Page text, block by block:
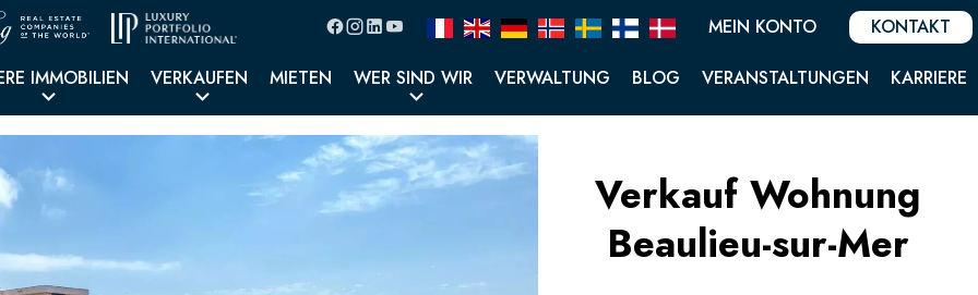
MEIN KONTO KONTAKT
IMMOBILIEN VERKAUFEN MIETEN WER SIND WIR VERWALTUNG BLOG VERANSTALTUNGEN KARRIERE
Verkauf Wohnung
Beaulieu-sur-Mer